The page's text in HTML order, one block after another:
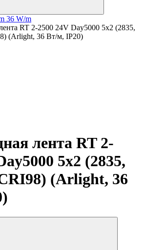
36 W/m
RT 2-2500 24V Day5000 5x2 (2835,
(Arlight, 36 Вт/м, IP20)
лента RT 2-
5x2 (2835,
(Arlight, 36